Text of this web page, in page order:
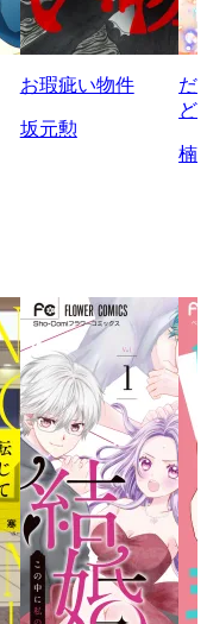
お瑕疵い物件
坂元勲
だ
ど
楠